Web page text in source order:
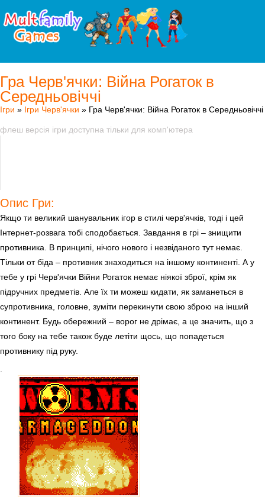
Гра Черв'ячки: Війна Рогаток в
Середньовіччі
Ігри » Ігри Черв'ячки » Гра Черв'ячки: Війна Рогаток в Середньовіччі
флеш версія ігри доступна тільки для комп'ютера
Опис Гри:
Якщо ти великий шанувальник ігор в стилі черв'ячків, тоді і цей
Інтернет-розвага тобі сподобається. Завдання в грі – знищити
противника. В принципі, нічого нового і незвіданого тут немає.
Тільки от біда – противник знаходиться на іншому континенті. А у
тебе у грі Черв'ячки Війни Рогаток немає ніякої зброї, крім як
підручних предметів. Але їх ти можеш кидати, як заманеться в
супротивника, головне, зуміти перекинути свою зброю на інший
континент. Будь обережний – ворог не дрімає, а це значить, що з
того боку на тебе також буде летіти щось, що попадеться
противнику під руку.